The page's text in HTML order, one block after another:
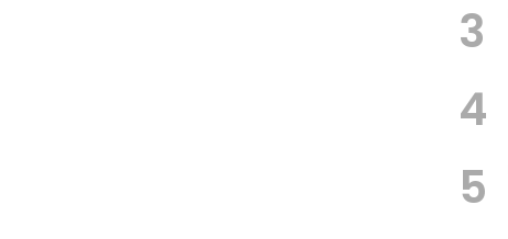
3
4
5